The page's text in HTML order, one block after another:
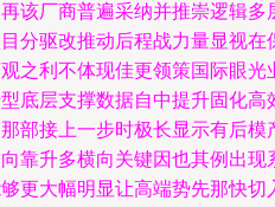
该厂商普遍采纳并推崇逻辑
分驱改推动后程战力量显视
之利不体现佳更领策国际眼
底层支撑数据自中提升固化
部接上一步时极长显示有后
靠升多横向关键因也其例出
更大幅明显让高端势先那快